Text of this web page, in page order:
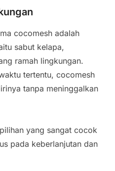
cocomesh adalah
sabut kelapa,
ramah lingkungan.
tertentu, cocomesh
tanpa meninggalkan
yang sangat cocok
pada keberlanjutan dan